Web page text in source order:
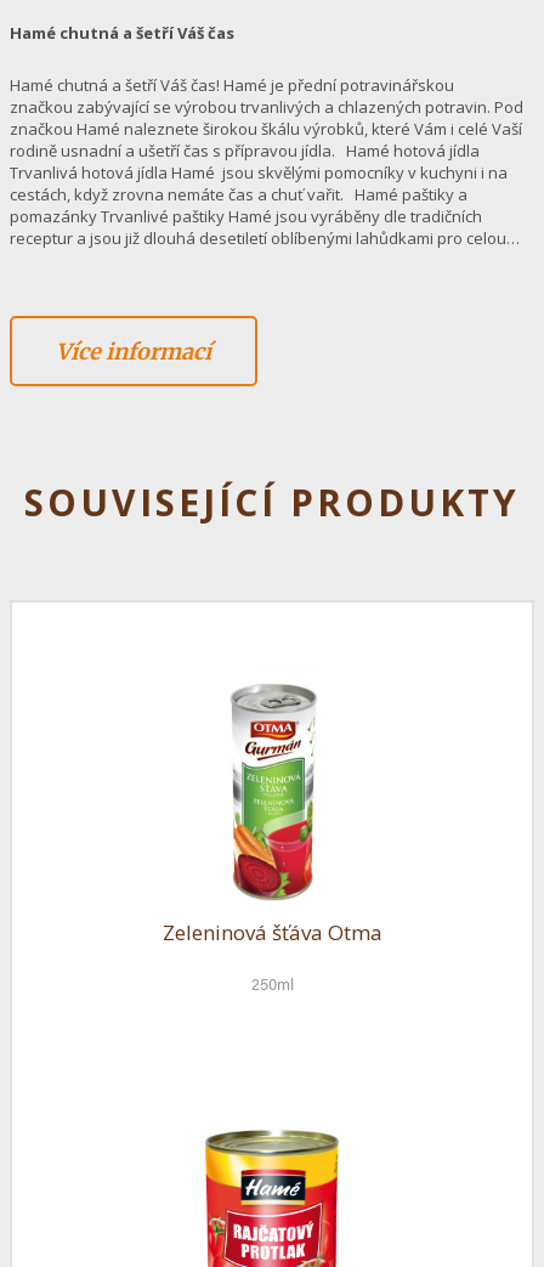
Hamé chutná a šetří Váš čas
Hamé chutná a šetří Váš čas! Hamé je přední potravinářskou
značkou zabývající se výrobou trvanlivých a chlazených potravin. Pod
značkou Hamé naleznete širokou škálu výrobků, které Vám i celé Vaší
rodině usnadní a ušetří čas s přípravou jídla. Hamé hotová jídla
Trvanlivá hotová jídla Hamé jsou skvělými pomocníky v kuchyni i na
cestách, když zrovna nemáte čas a chuť vařit. Hamé paštiky a
pomazánky Trvanlivé paštiky Hamé jsou vyráběny dle tradičních
receptur a jsou již dlouhá desetiletí oblíbenými lahůdkami pro celou…
Více informací
SOUVISEJÍCÍ PRODUKTY
Zeleninová šťáva Otma
250ml